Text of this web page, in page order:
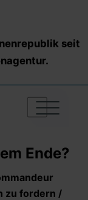
seit
|
|
|
Ende?
zu fordern /